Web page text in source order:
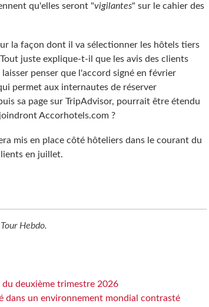
qu'elles seront "vigilantes" sur le cahier des
la façon dont il va sélectionner les hôtels tiers
juste explique-t-il que les avis des clients
penser que l'accord signé en février
permet aux internautes de réserver
sa page sur TripAdvisor, pourrait être étendu
Accorhotels.com ?
mis en place côté hôteliers dans le courant du
en juillet.
Tour Hebdo.
deuxième trimestre 2026
dans un environnement mondial contrasté